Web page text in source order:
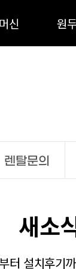
신 원
렌탈문의
새소
터 설치후기